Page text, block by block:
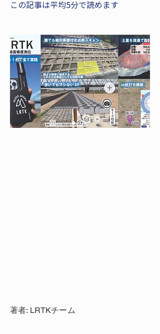
この記事は平均5分で読めます
著者: LRTKチーム